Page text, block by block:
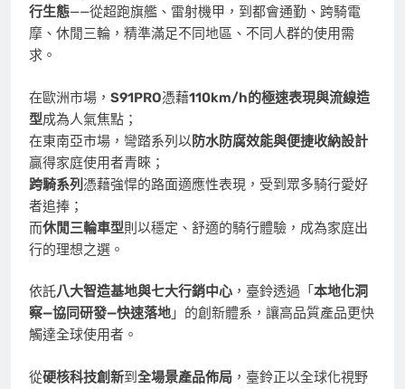
行生態——從超跑旗艦、雷射機甲，到都會通勤、跨騎電
摩、休閒三輪，精準滿足不同地區、不同人群的使用需
求。
在歐洲市場， S91PRO憑藉110km/h的極速表現與流線造
型成為人氣焦點；
在東南亞市場，彎踏系列以防水防腐效能與便捷收納設計
贏得家庭使用者青睞；
跨騎系列 憑藉強悍的路面適應性表現，受到眾多騎行愛好
者追捧；
而休閒三輪車型則以穩定、舒適的騎行體驗，成為家庭出
行的理想之選。
依託八大智造基地與七大行銷中心 ，臺鈴透過「 本地化洞
察—協同研發—快速落地 」的創新體系，讓高品質產品更快
觸達全球使用者。
從硬核科技創新到 全場景產品佈局 ，臺鈴正以全球化視野